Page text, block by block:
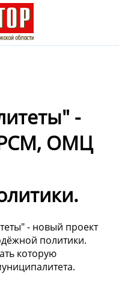
-
РСМ, ОМЦ
- новый проект
политики.
которую